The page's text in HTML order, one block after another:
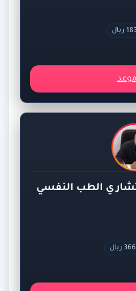
ريال
الطب النفسي
366 ريال